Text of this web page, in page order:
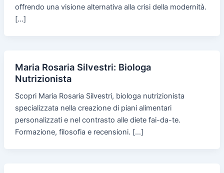
offrendo una visione alternativa alla crisi della modernità.
[…]
Maria Rosaria Silvestri: Biologa
Nutrizionista
Scopri Maria Rosaria Silvestri, biologa nutrizionista
specializzata nella creazione di piani alimentari
personalizzati e nel contrasto alle diete fai-da-te.
Formazione, filosofia e recensioni. […]